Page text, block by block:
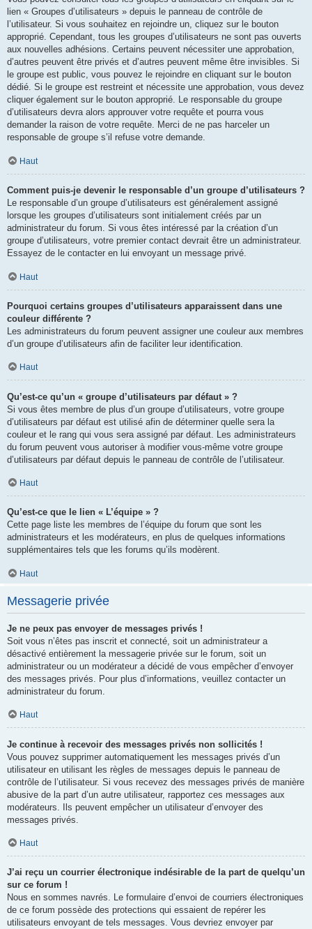
lien « Groupes d’utilisateurs » depuis le panneau de contrôle de
l’utilisateur. Si vous souhaitez en rejoindre un, cliquez sur le bouton
approprié. Cependant, tous les groupes d’utilisateurs ne sont pas ouverts
aux nouvelles adhésions. Certains peuvent nécessiter une approbation,
d’autres peuvent être privés et d’autres peuvent même être invisibles. Si
le groupe est public, vous pouvez le rejoindre en cliquant sur le bouton
dédié. Si le groupe est restreint et nécessite une approbation, vous devez
cliquer également sur le bouton approprié. Le responsable du groupe
d’utilisateurs devra alors approuver votre requête et pourra vous
demander la raison de votre requête. Merci de ne pas harceler un
responsable de groupe s’il refuse votre demande.
Haut
Comment puis-je devenir le responsable d’un groupe d’utilisateurs ?
Le responsable d’un groupe d’utilisateurs est généralement assigné
lorsque les groupes d’utilisateurs sont initialement créés par un
administrateur du forum. Si vous êtes intéressé par la création d’un
groupe d’utilisateurs, votre premier contact devrait être un administrateur.
Essayez de le contacter en lui envoyant un message privé.
Haut
Pourquoi certains groupes d’utilisateurs apparaissent dans une
couleur différente ?
Les administrateurs du forum peuvent assigner une couleur aux membres
d’un groupe d’utilisateurs afin de faciliter leur identification.
Haut
Qu’est-ce qu’un « groupe d’utilisateurs par défaut » ?
Si vous êtes membre de plus d’un groupe d’utilisateurs, votre groupe
d’utilisateurs par défaut est utilisé afin de déterminer quelle sera la
couleur et le rang qui vous sera assigné par défaut. Les administrateurs
du forum peuvent vous autoriser à modifier vous-même votre groupe
d’utilisateurs par défaut depuis le panneau de contrôle de l’utilisateur.
Haut
Qu’est-ce que le lien « L’équipe » ?
Cette page liste les membres de l’équipe du forum que sont les
administrateurs et les modérateurs, en plus de quelques informations
supplémentaires tels que les forums qu’ils modèrent.
Haut
Messagerie privée
Je ne peux pas envoyer de messages privés !
Soit vous n’êtes pas inscrit et connecté, soit un administrateur a
désactivé entièrement la messagerie privée sur le forum, soit un
administrateur ou un modérateur a décidé de vous empêcher d’envoyer
des messages privés. Pour plus d’informations, veuillez contacter un
administrateur du forum.
Haut
Je continue à recevoir des messages privés non sollicités !
Vous pouvez supprimer automatiquement les messages privés d’un
utilisateur en utilisant les règles de messages depuis le panneau de
contrôle de l’utilisateur. Si vous recevez des messages privés de manière
abusive de la part d’un autre utilisateur, rapportez ces messages aux
modérateurs. Ils peuvent empêcher un utilisateur d’envoyer des
messages privés.
Haut
J’ai reçu un courrier électronique indésirable de la part de quelqu’un
sur ce forum !
Nous en sommes navrés. Le formulaire d’envoi de courriers électroniques
de ce forum possède des protections qui essaient de repérer les
utilisateurs envoyant de tels messages. Vous devriez envoyer par